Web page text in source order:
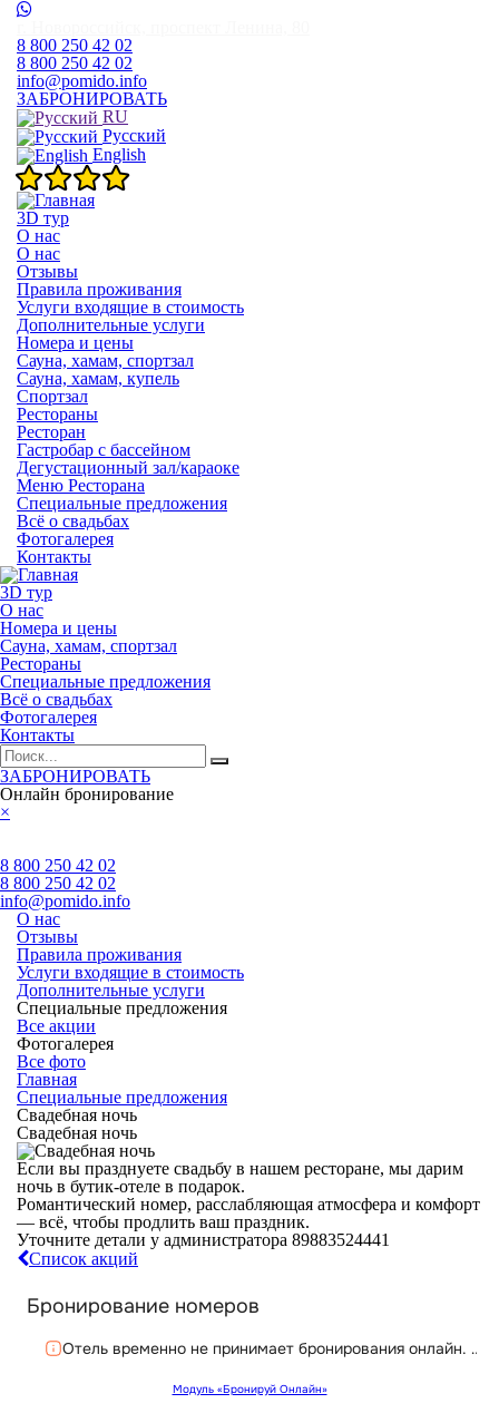
8 800 250 42 02
8 800 250 42 02
info@pomido.info
ЗАБРОНИРОВАТЬ
RU
Русский
English
3D тур
О нас
О нас
Отзывы
Правила проживания
Услуги входящие в стоимость
Дополнительные услуги
Номера и цены
Сауна, хамам, спортзал
Сауна, хамам, купель
Спортзал
Рестораны
Ресторан
Гастробар с бассейном
Дегустационный зал/караоке
Меню Ресторана
Специальные предложения
Всё о свадьбах
Фотогалерея
Контакты
3D тур
О нас
Номера и цены
Сауна, хамам, спортзал
Рестораны
Специальные предложения
Всё о свадьбах
Фотогалерея
Контакты
ЗАБРОНИРОВАТЬ
Онлайн бронирование
×
8 800 250 42 02
8 800 250 42 02
info@pomido.info
О нас
Отзывы
Правила проживания
Услуги входящие в стоимость
Дополнительные услуги
Специальные предложения
Все акции
Фотогалерея
Все фото
Главная
Специальные предложения
Свадебная ночь
Свадебная ночь
Если вы празднуете свадьбу в нашем ресторане, мы дарим
ночь в бутик-отеле в подарок.
Романтический номер, расслабляющая атмосфера и комфорт
— всё, чтобы продлить ваш праздник.
Уточните детали у администратора 89883524441
Список акций